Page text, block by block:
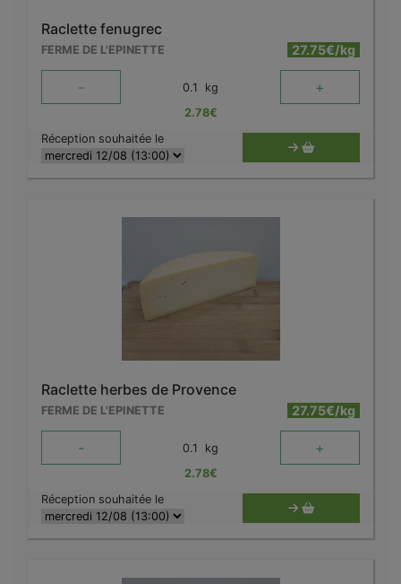
Raclette fenugrec
FERME DE L'EPINETTE 27.75€/kg
- 0.1 kg +
2.78€
Réception souhaitée le
Raclette herbes de Provence
FERME DE L'EPINETTE 27.75€/kg
- 0.1 kg +
2.78€
Réception souhaitée le